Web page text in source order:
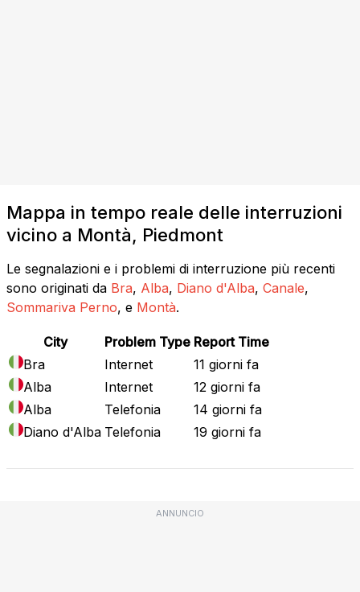
Mappa in tempo reale delle interruzioni
vicino a Montà, Piedmont
Le segnalazioni e i problemi di interruzione più recenti
sono originati da Bra, Alba, Diano d'Alba, Canale,
Sommariva Perno, e Montà.
City Problem Type Report Time
Bra
Internet
11 giorni fa
Alba
Internet
12 giorni fa
Alba
Telefonia
14 giorni fa
Diano d'Alba Telefonia 19 giorni fa
ANNUNCIO